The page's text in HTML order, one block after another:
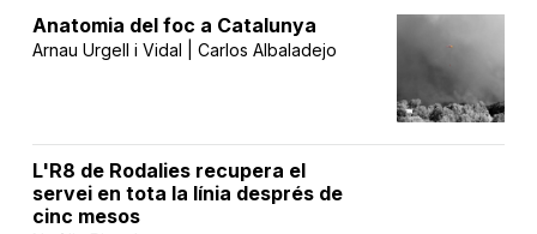
Anatomia del foc a Catalunya
Arnau Urgell i Vidal | Carlos Albaladejo
L'R8 de Rodalies recupera el
servei en tota la línia després de
cinc mesos